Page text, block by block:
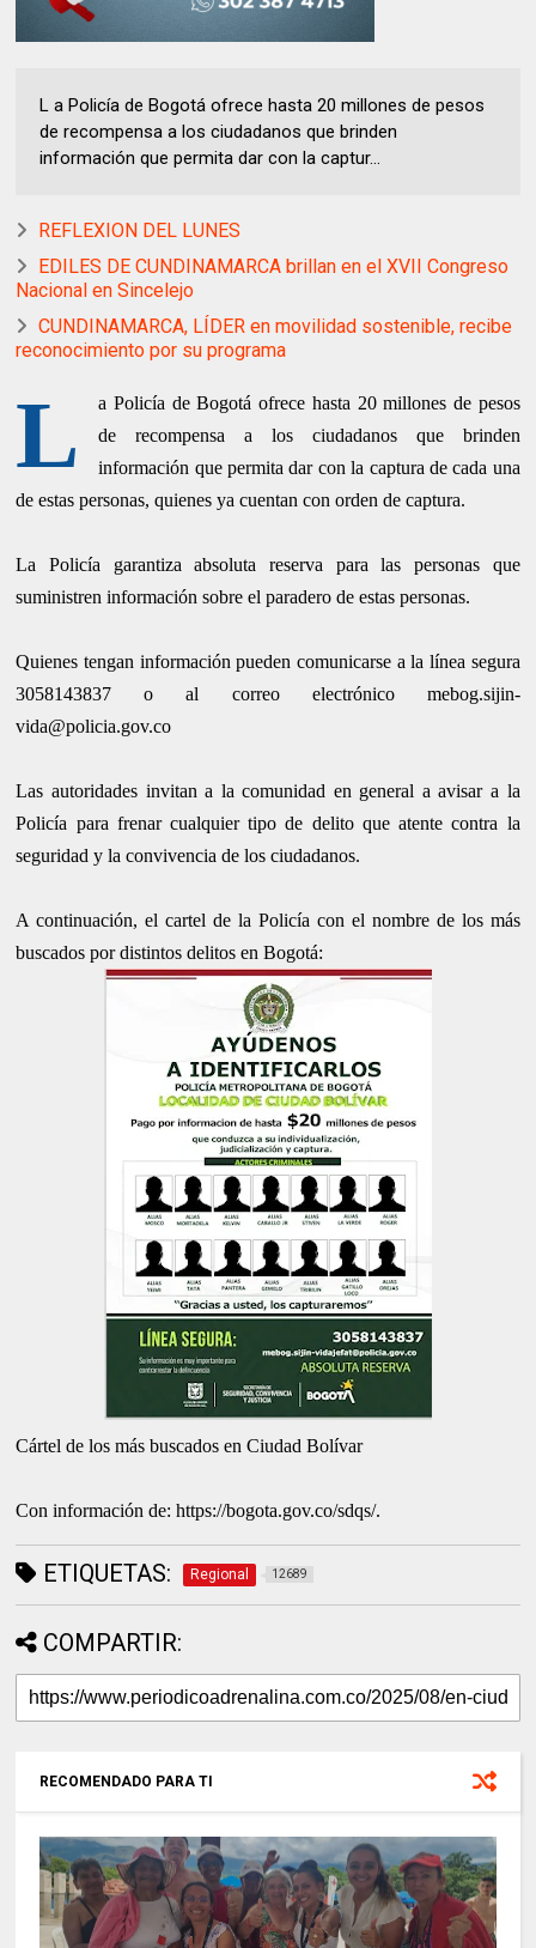
L a Policía de Bogotá ofrece hasta 20 millones de pesos
de recompensa a los ciudadanos que brinden
información que permita dar con la captur...
REFLEXION DEL LUNES
EDILES DE CUNDINAMARCA brillan en el XVII Congreso
Nacional en Sincelejo
CUNDINAMARCA, LÍDER en movilidad sostenible, recibe
reconocimiento por su programa
L
a Policía de Bogotá ofrece hasta 20 millones de pesos
de recompensa a los ciudadanos que brinden
información que permita dar con la captura de cada una
de estas personas, quienes ya cuentan con orden de captura.
La Policía garantiza absoluta reserva para las personas que
suministren información sobre el paradero de estas personas.
Quienes tengan información pueden comunicarse a la línea segura
3058143837 o al correo electrónico mebog.sijin-
vida@policia.gov.co
Las autoridades invitan a la comunidad en general a avisar a la
Policía para frenar cualquier tipo de delito que atente contra la
seguridad y la convivencia de los ciudadanos.
A continuación, el cartel de la Policía con el nombre de los más
buscados por distintos delitos en Bogotá:
Cártel de los más buscados en Ciudad Bolívar
Con información de: https://bogota.gov.co/sdqs/.
ETIQUETAS: Regional 12689
COMPARTIR:
RECOMENDADO PARA TI